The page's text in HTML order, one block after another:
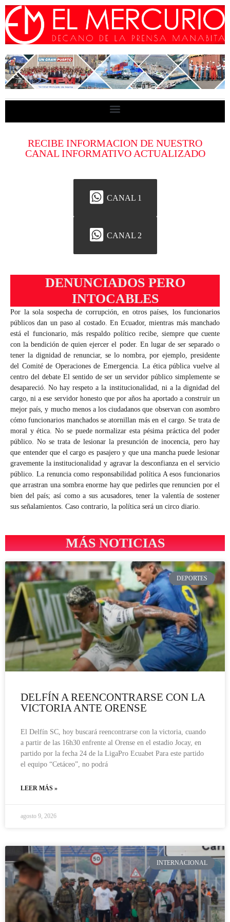
RECIBE INFORMACION DE NUESTRO
CANAL INFORMATIVO ACTUALIZADO
CANAL 1
CANAL 2
DENUNCIADOS PERO
INTOCABLES
Por la sola sospecha de corrupción, en otros países, los funcionarios
públicos dan un paso al costado. En Ecuador, mientras más manchado
está el funcionario, más respaldo político recibe, siempre que cuente
con la bendición de quien ejercer el poder. En lugar de ser separado o
tener la dignidad de renunciar, se lo nombra, por ejemplo, presidente
del Comité de Operaciones de Emergencia. La ética pública vuelve al
centro del debate El sentido de ser un servidor público simplemente se
desapareció. No hay respeto a la institucionalidad, ni a la dignidad del
cargo, ni a ese servidor honesto que por años ha aportado a construir un
mejor país, y mucho menos a los ciudadanos que observan con asombro
cómo funcionarios manchados se atornillan más en el cargo. Se trata de
moral y ética. No se puede normalizar esta pésima práctica del poder
público. No se trata de lesionar la presunción de inocencia, pero hay
que entender que el cargo es pasajero y que una mancha puede lesionar
gravemente la institucionalidad y agravar la desconfianza en el servicio
público. La renuncia como responsabilidad política A esos funcionarios
que arrastran una sombra enorme hay que pedirles que renuncien por el
bien del país; así como a sus acusadores, tener la valentía de sostener
sus señalamientos. Caso contrario, la política será un circo diario.
MÁS NOTICIAS
DEPORTES
DELFÍN A REENCONTRARSE CON LA
VICTORIA ANTE ORENSE
El Delfín SC, hoy buscará reencontrarse con la victoria, cuando
a partir de las 16h30 enfrente al Orense en el estadio Jocay, en
partido por la fecha 24 de la LigaPro Ecuabet Para este partido
el equipo “Cetáceo”, no podrá
LEER MÁS »
agosto 9, 2026
INTERNACIONAL